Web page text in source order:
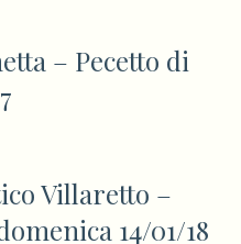
– Pecetto di
Villaretto –
14/01/18